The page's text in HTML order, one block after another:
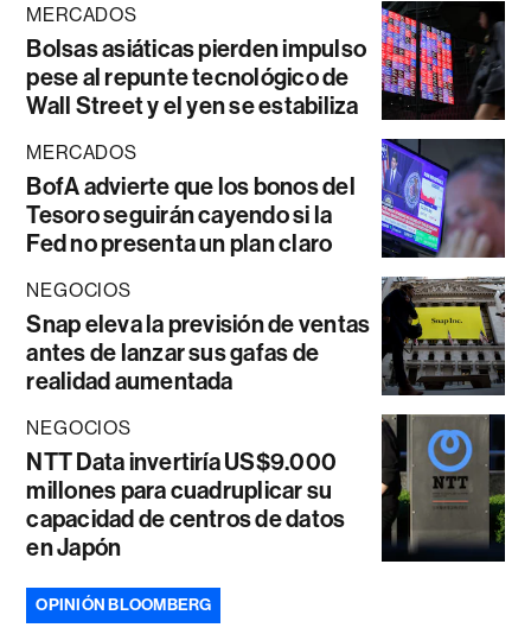
MERCADOS
Bolsas asiáticas pierden impulso
pese al repunte tecnológico de
Wall Street y el yen se estabiliza
MERCADOS
BofA advierte que los bonos del
Tesoro seguirán cayendo si la
Fed no presenta un plan claro
NEGOCIOS
Snap eleva la previsión de ventas
antes de lanzar sus gafas de
realidad aumentada
NEGOCIOS
NTT Data invertiría US$9.000
millones para cuadruplicar su
capacidad de centros de datos
en Japón
OPINIÓN BLOOMBERG